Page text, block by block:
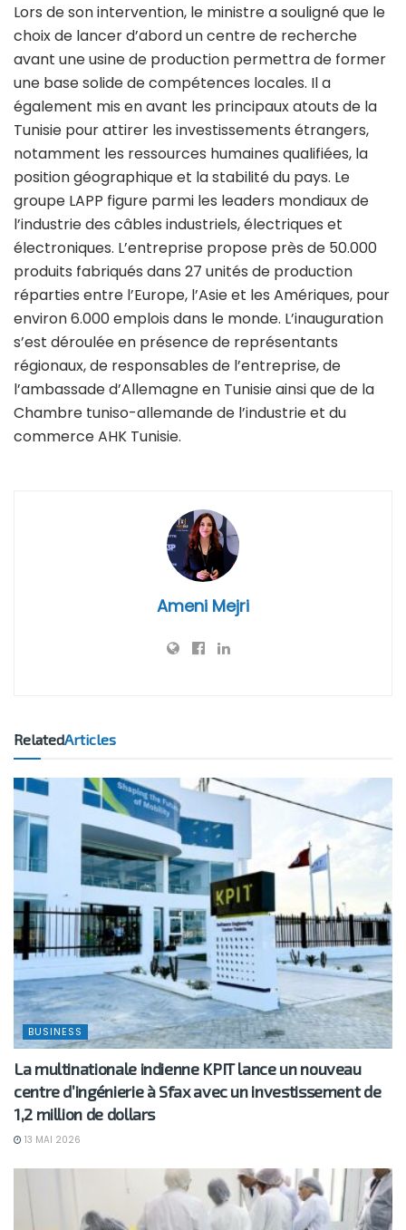
Lors de son intervention, le ministre a souligné que le
choix de lancer d’abord un centre de recherche
avant une usine de production permettra de former
une base solide de compétences locales. Il a
également mis en avant les principaux atouts de la
Tunisie pour attirer les investissements étrangers,
notamment les ressources humaines qualifiées, la
position géographique et la stabilité du pays. Le
groupe LAPP figure parmi les leaders mondiaux de
l’industrie des câbles industriels, électriques et
électroniques. L’entreprise propose près de 50.000
produits fabriqués dans 27 unités de production
réparties entre l’Europe, l’Asie et les Amériques, pour
environ 6.000 emplois dans le monde. L’inauguration
s’est déroulée en présence de représentants
régionaux, de responsables de l’entreprise, de
l’ambassade d’Allemagne en Tunisie ainsi que de la
Chambre tuniso-allemande de l’industrie et du
commerce AHK Tunisie.
Ameni Mejri
RelatedArticles
BUSINESS
La multinationale indienne KPIT lance un nouveau
centre d’ingénierie à Sfax avec un investissement de
1,2 million de dollars
13 MAI 2026